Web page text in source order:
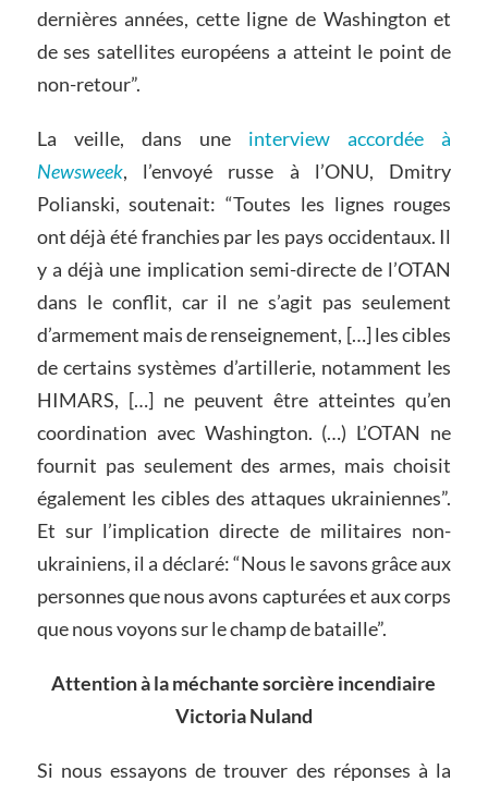
dernières années, cette ligne de Washington et
de ses satellites européens a atteint le point de
non-retour”.
La veille, dans une interview accordée à
Newsweek, l’envoyé russe à l’ONU, Dmitry
Polianski, soutenait: “Toutes les lignes rouges
ont déjà été franchies par les pays occidentaux. Il
y a déjà une implication semi-directe de l’OTAN
dans le conflit, car il ne s’agit pas seulement
d’armement mais de renseignement, […] les cibles
de certains systèmes d’artillerie, notamment les
HIMARS, […] ne peuvent être atteintes qu’en
coordination avec Washington. (…) L’OTAN ne
fournit pas seulement des armes, mais choisit
également les cibles des attaques ukrainiennes”.
Et sur l’implication directe de militaires non-
ukrainiens, il a déclaré: “Nous le savons grâce aux
personnes que nous avons capturées et aux corps
que nous voyons sur le champ de bataille”.
Attention à la méchante sorcière incendiaire
Victoria Nuland
Si nous essayons de trouver des réponses à la